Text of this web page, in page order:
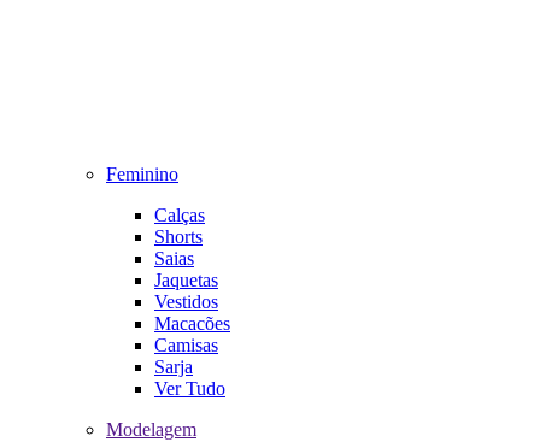
Feminino
Calças
Shorts
Saias
Jaquetas
Vestidos
Macacões
Camisas
Sarja
Ver Tudo
Modelagem